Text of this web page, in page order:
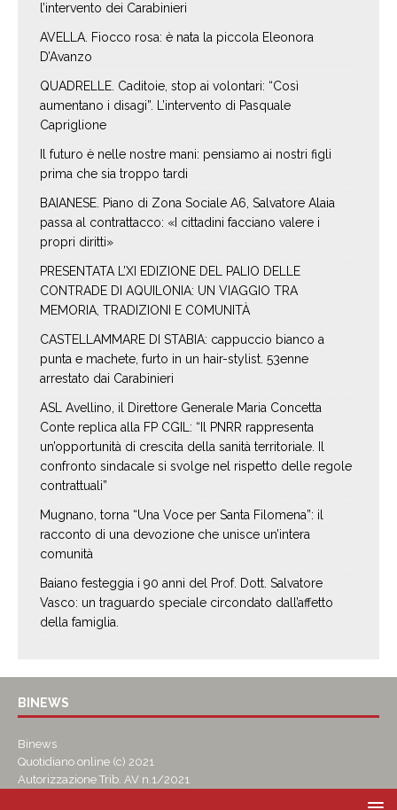
l’intervento dei Carabinieri
AVELLA. Fiocco rosa: è nata la piccola Eleonora
D’Avanzo
QUADRELLE. Caditoie, stop ai volontari: “Così
aumentano i disagi”. L’intervento di Pasquale
Capriglione
Il futuro è nelle nostre mani: pensiamo ai nostri figli
prima che sia troppo tardi
BAIANESE. Piano di Zona Sociale A6, Salvatore Alaia
passa al contrattacco: «I cittadini facciano valere i
propri diritti»
PRESENTATA L’XI EDIZIONE DEL PALIO DELLE
CONTRADE DI AQUILONIA: UN VIAGGIO TRA
MEMORIA, TRADIZIONI E COMUNITÀ
CASTELLAMMARE DI STABIA: cappuccio bianco a
punta e machete, furto in un hair-stylist. 53enne
arrestato dai Carabinieri
ASL Avellino, il Direttore Generale Maria Concetta
Conte replica alla FP CGIL: “Il PNRR rappresenta
un’opportunità di crescita della sanità territoriale. Il
confronto sindacale si svolge nel rispetto delle regole
contrattuali”
Mugnano, torna “Una Voce per Santa Filomena”: il
racconto di una devozione che unisce un’intera
comunità
Baiano festeggia i 90 anni del Prof. Dott. Salvatore
Vasco: un traguardo speciale circondato dall’affetto
della famiglia.
BINEWS
Binews
Quotidiano online (c) 2021
Autorizzazione Trib. AV n.1/2021